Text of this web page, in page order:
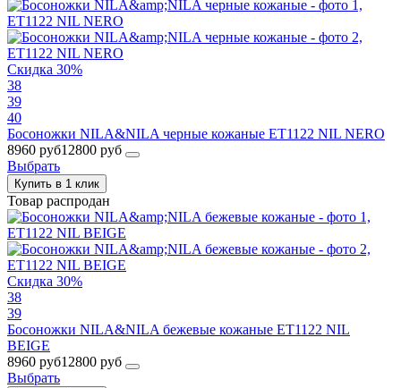
Скидка 30%
38
39
40
Босоножки NILA&NILA черные кожаные ET1122 NIL NERO
8960 руб12800 руб
Выбрать
Купить в 1 клик
Товар распродан
Скидка 30%
38
39
Босоножки NILA&NILA бежевые кожаные ET1122 NIL
BEIGE
8960 руб12800 руб
Выбрать